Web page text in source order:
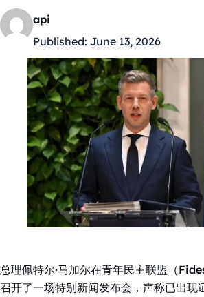
api
Published: June 13, 2026
总理佩特尔·马加尔在青年民主联盟（
召开了一场特别新闻发布会，声称已出现